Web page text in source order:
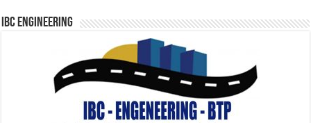
IBC Engineering